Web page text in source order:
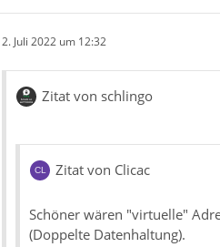
2. Juli 2022 um 12:32
Zitat von schlingo
Zitat von Clicac
Schöner wären "virtuelle"
(Doppelte Datenhaltung).